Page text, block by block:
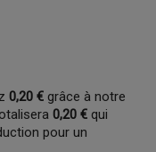
0,20 € grâce à notre
0,20 € qui
pour un